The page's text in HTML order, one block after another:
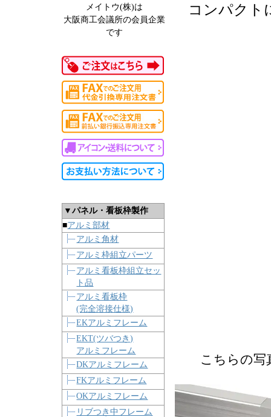
メイトウ(株)は
大阪商工会議所の会員企業
です
▼パネル・看板枠製作
■アルミ部材
アルミ角材
アルミ枠組立パーツ
アルミ看板枠組立セッ
ト品
アルミ看板枠
(完全溶接仕様)
EKアルミフレーム
EKT(ツバつき)
アルミフレーム
DKアルミフレーム
FKアルミフレーム
OKアルミフレーム
リブつき中フレーム
コンパクト
こちらの写